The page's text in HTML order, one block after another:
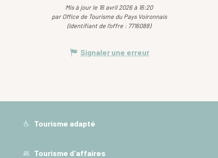
Mis à jour le 16 avril 2026 à 16:20
par Office de Tourisme du Pays Voironnais
(Identifiant de l'offre : 7716088)
Signaler une erreur
Tourisme adapté
Tourisme d'affaires